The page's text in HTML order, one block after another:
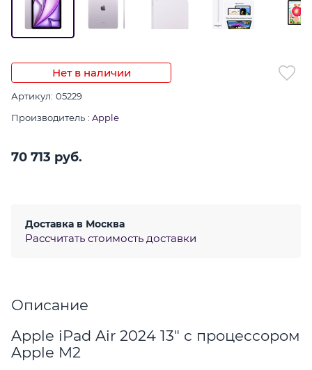
Нет в наличии
Артикул: 05229
Производитель : Apple
70 713 руб.
Доставка в Москва
Рассчитать стоимость доставки
Описание
Apple iPad Air 2024 13" с процессором
Apple M2